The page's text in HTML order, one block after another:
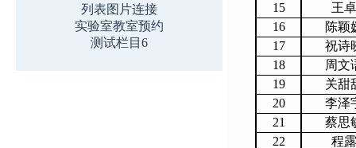
列表图片连接
实验室教室预约
测试栏目6
15
王卓
16
陈颖
17
祝诗
18
周文
19
关甜
20
李泽
21
蔡思
22
程露